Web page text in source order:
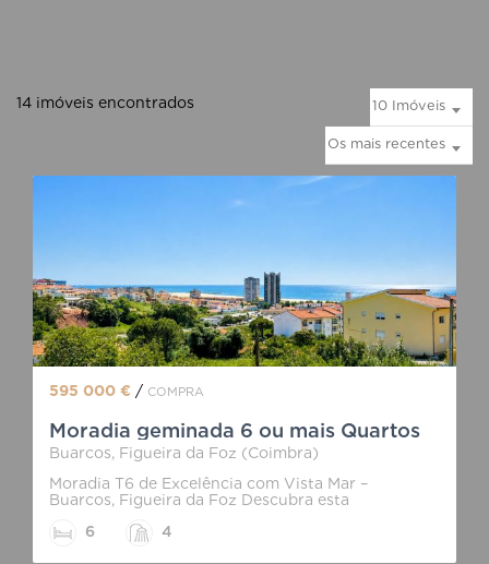
14 imóveis encontrados 10 Imóveis
Os mais recentes
595 000 € / COMPRA
Moradia geminada 6 ou mais Quartos
Buarcos, Figueira da Foz (Coimbra)
Moradia T6 de Excelência com Vista Mar –
Buarcos, Figueira da Foz Descubra esta
Buarcos, na tranquila e prestigiada área da
6 4